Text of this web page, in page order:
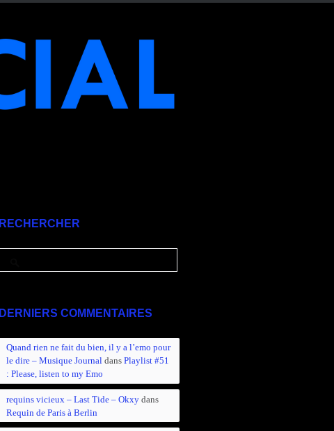
RECHERCHER
DERNIERS COMMENTAIRES
Quand rien ne fait du bien, il y a l’emo pour
le dire – Musique Journaldans Playlist #51
: Please, listen to my Emo
requins vicieux – Last Tide – Okxydans
Requin de Paris à Berlin